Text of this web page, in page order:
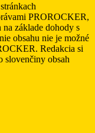
PROROCKER,
základe dohody s
obsahu nie je možné
Redakcia si
slovenčiny obsah